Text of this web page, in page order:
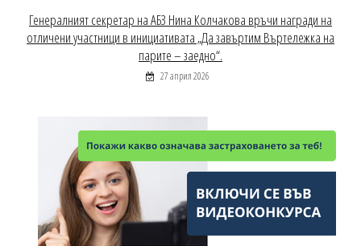
Генералният секретар на АБЗ Нина Колчакова връчи награди на
отличени участници в инициативата „Да завъртим Въртележка на
парите – заедно“.
27 април 2026